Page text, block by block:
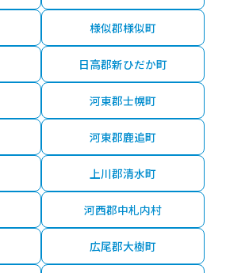
様似郡様似町
日高郡新ひだか町
河東郡士幌町
河東郡鹿追町
上川郡清水町
河西郡中札内村
広尾郡大樹町